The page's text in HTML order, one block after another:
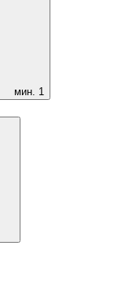
мин. 1